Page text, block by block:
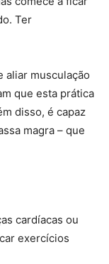
Ter
aliar musculação
que esta prática
disso, é capaz
magra – que
cardíacas ou
exercícios